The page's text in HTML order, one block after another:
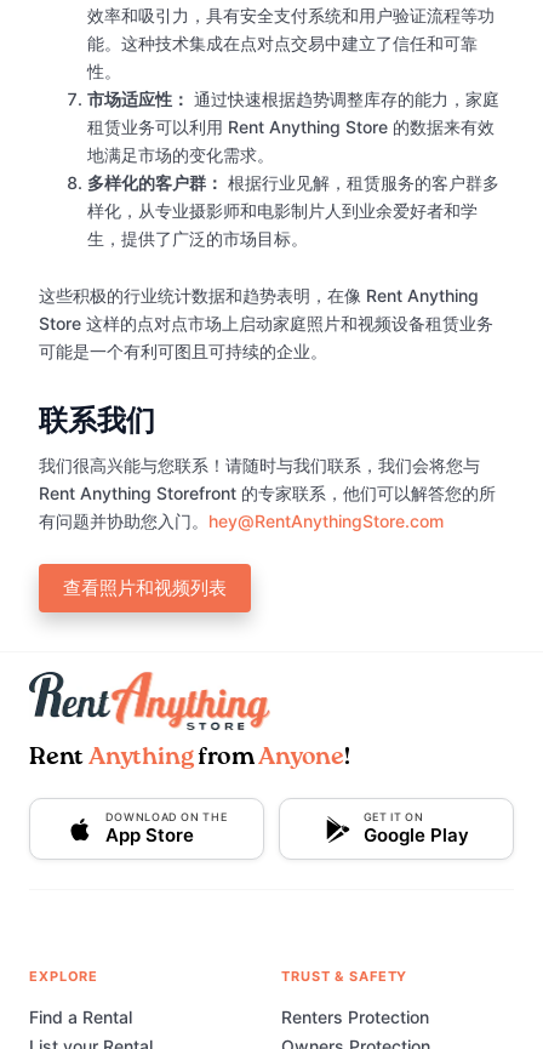
效率和吸引力，具有安全支付系统和用户验证流程等功
能。这种技术集成在点对点交易中建立了信任和可靠
性。
市场适应性： 通过快速根据趋势调整库存的能力，家庭
租赁业务可以利用 Rent Anything Store 的数据来有效
地满足市场的变化需求。
多样化的客户群： 根据行业见解，租赁服务的客户群多
样化，从专业摄影师和电影制片人到业余爱好者和学
生，提供了广泛的市场目标。
这些积极的行业统计数据和趋势表明，在像 Rent Anything
Store 这样的点对点市场上启动家庭照片和视频设备租赁业务
可能是一个有利可图且可持续的企业。
联系我们
我们很高兴能与您联系！请随时与我们联系，我们会将您与
Rent Anything Storefront 的专家联系，他们可以解答您的所
有问题并协助您入门。 hey@RentAnythingStore.com
查看照片和视频列表
Rent AnythingfromAnyone!
DOWNLOAD ON THE
App Store
GET IT ON
Google Play
EXPLORE
Find a Rental
TRUST & SAFETY
Renters Protection